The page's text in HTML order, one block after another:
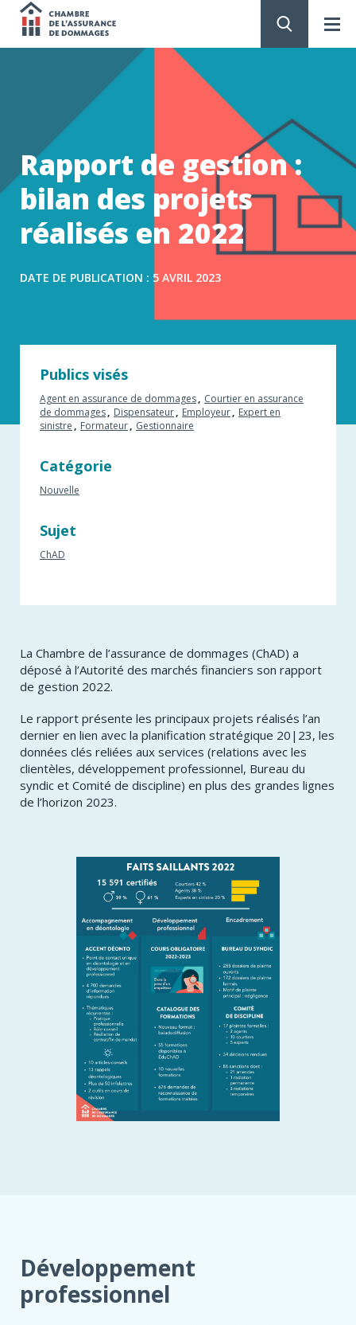
Chambre
l'assurance
de
dommages
Rapport de gestion :
bilan des projets
réalisés en 2022
DATE DE PUBLICATION : 5 AVRIL 2023
Publics visés
Agent en assurance de dommages
Courtier en assurance
de dommages
Dispensateur Employeur
Expert en
sinistre
Formateur Gestionnaire
Catégorie
Nouvelle
Sujet
ChAD
La Chambre de l’assurance de dommages (ChAD) a
déposé à l’Autorité des marchés financiers son rapport
de gestion 2022.
Le rapport présente les principaux projets réalisés l’an
dernier en lien avec la planification stratégique 20|23, les
données clés reliées aux services (relations avec les
clientèles, développement professionnel, Bureau du
syndic et Comité de discipline) en plus des grandes lignes
de l’horizon 2023.
Développement
professionnel